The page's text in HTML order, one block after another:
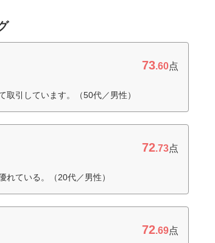
73.60点
引しています。（50代／男性）
72.73点
ている。（20代／男性）
72.69点